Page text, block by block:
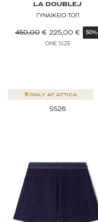
LA DOUBLEJ
ΓΥΝΑΙΚΕΙΟ ΤΟΠ
450,00 € 225,00 € 50%
ONE SIZE
ONLY AT ATTICA
SS26